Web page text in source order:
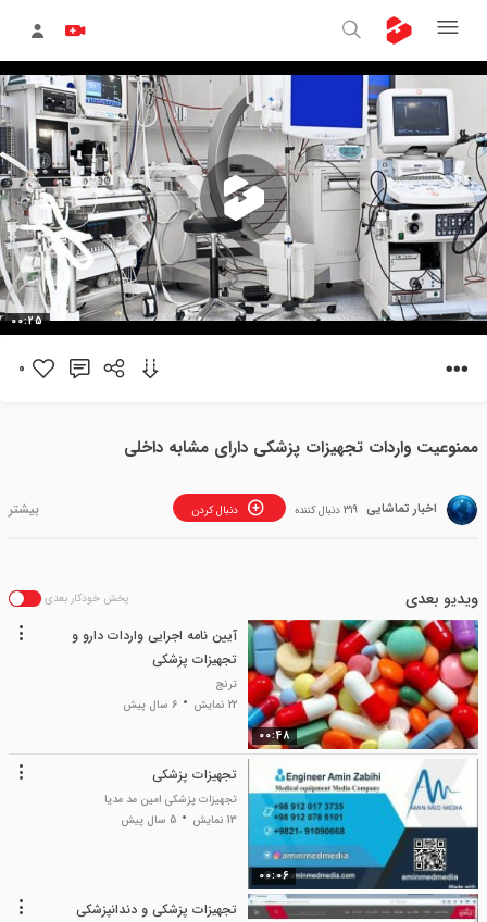
پخش
00:25
0
ممنوعیت واردات تجهیزات پزشکی دارای مشابه داخلی
اخبار تماشایی دنبال کردن 319 دنبال کننده
ویدیو بعدی پخش خودکار بعدی
00:48
آیین نامه اجرایی واردات دارو و
تجهیزات پزشکی
ترنج
22 نمایش
6 سال پیش
00:06
تجهیزات پزشکی
تجهیزات پزشکی امین مد مدیا
13 نمایش
5 سال پیش
تجهیزات پزشکی و دندانپزشکی